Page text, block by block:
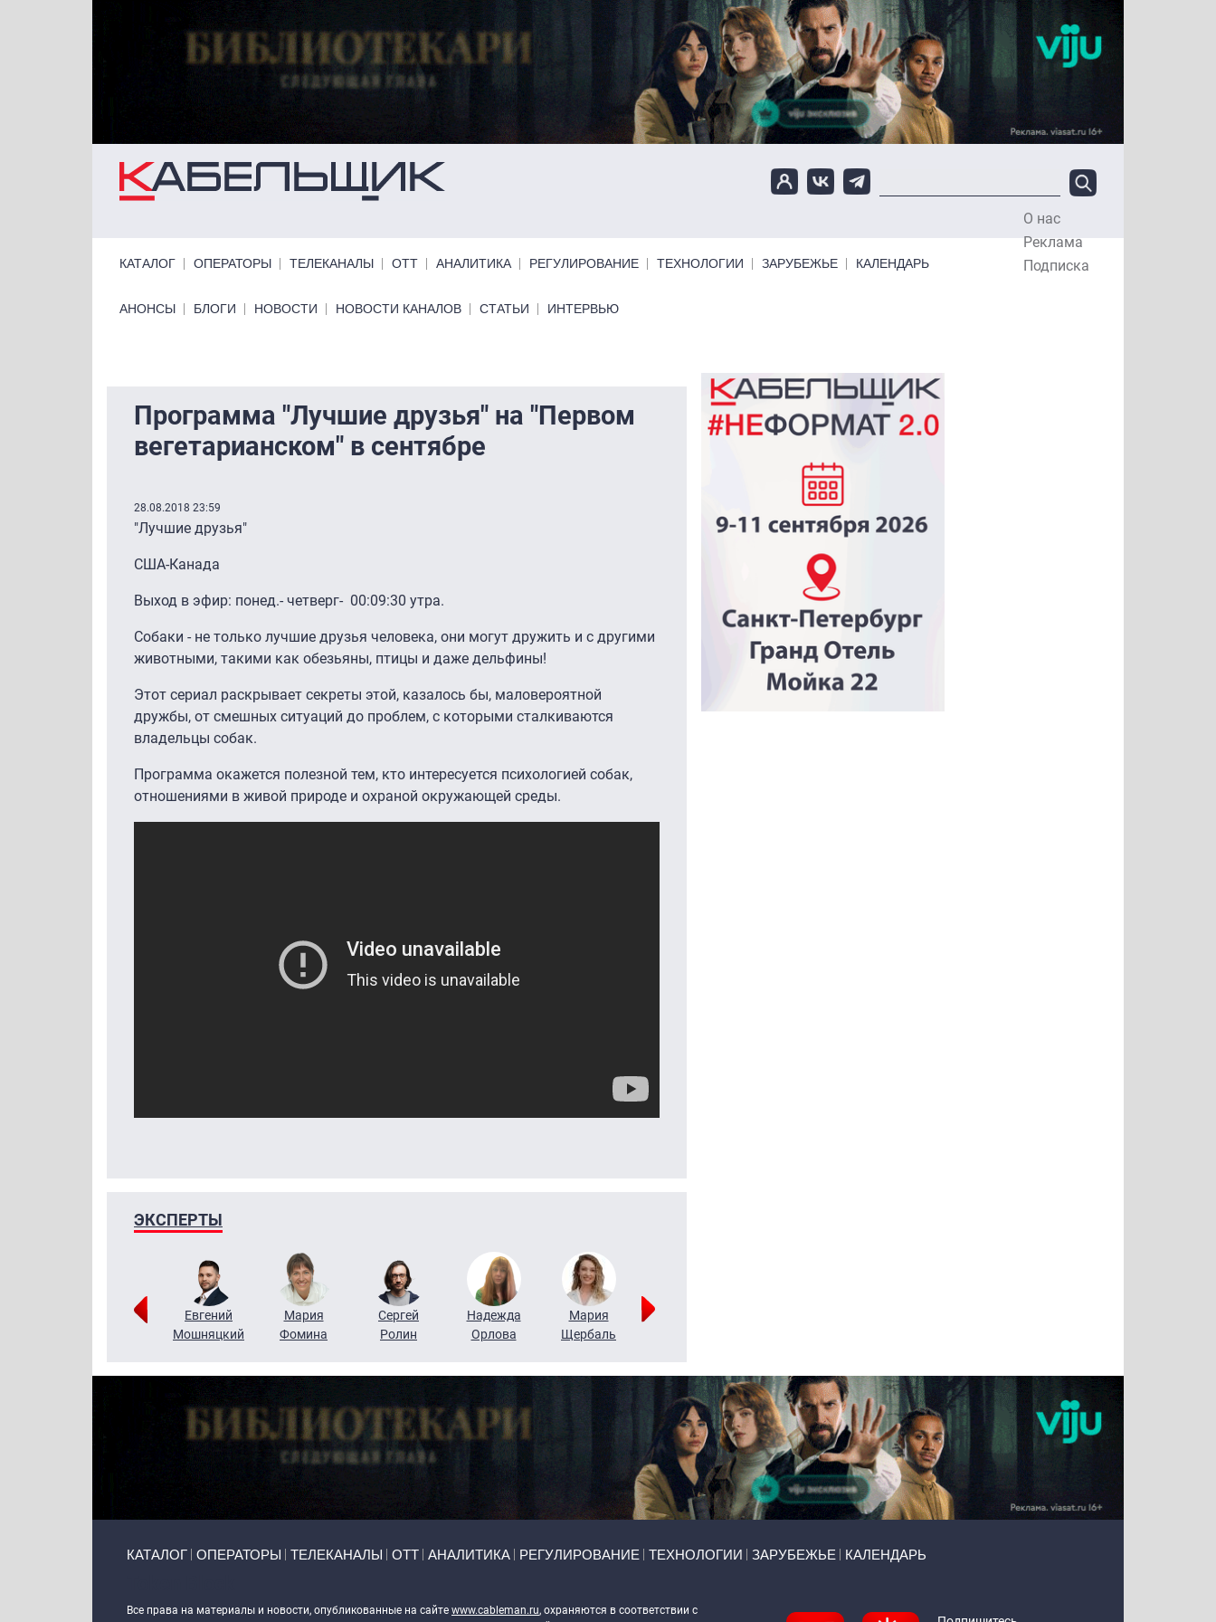
О нас
Реклама
Подписка
КАТАЛОГ ОПЕРАТОРЫ ТЕЛЕКАНАЛЫ ОТТ АНАЛИТИКА РЕГУЛИРОВАНИЕ ТЕХНОЛОГИИ ЗАРУБЕЖЬЕ КАЛЕНДАРЬ
Primary links bottom
АНОНСЫ БЛОГИ НОВОСТИ НОВОСТИ КАНАЛОВ СТАТЬИ ИНТЕРВЬЮ
Программа "Лучшие друзья" на "Первом
вегетарианском" в сентябре
28.08.2018 23:59
"Лучшие друзья"
США-Канада
Выход в эфир: понед.- четверг- 00:09:30 утра.
Собаки - не только лучшие друзья человека, они могут дружить и с другими
животными, такими как обезьяны, птицы и даже дельфины!
Этот сериал раскрывает секреты этой, казалось бы, маловероятной
дружбы, от смешных ситуаций до проблем, с которыми сталкиваются
владельцы собак.
Программа окажется полезной тем, кто интересуется психологией собак,
отношениями в живой природе и охраной окружающей среды.
ЭКСПЕРТЫ
Виктор
Евгений
Мошняцкий
Мария
Фомина
Сергей
Ролин
Надежда
Орлова
Мария
Щербаль
КАТАЛОГ ОПЕРАТОРЫ ТЕЛЕКАНАЛЫ ОТТ АНАЛИТИКА РЕГУЛИРОВАНИЕ ТЕХНОЛОГИИ ЗАРУБЕЖЬЕ КАЛЕНДАРЬ
Все права на материалы и новости, опубликованные на сайте www.cableman.ru, охраняются в соответствии с